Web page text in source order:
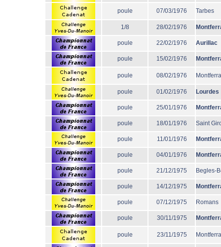
poule 07/03/1976 Tarbes
1/8 28/02/1976
poule 22/02/1976 Aurillac
poule 15/02/1976
poule 08/02/1976
poule 01/02/1976 Lourdes
poule 25/01/1976
poule 18/01/1976 Saint
poule 11/01/1976
poule 04/01/1976
poule 21/12/1975 Begles-
poule 14/12/1975
poule 07/12/1975 Romans
poule 30/11/1975
poule 23/11/1975